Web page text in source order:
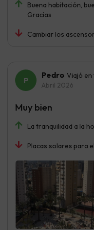
Buena habitación,
Gracias
Cambiar los
Pedro Viajó en
Abril 2026
La tranquilidad a la
Placas solares para
Muy bien